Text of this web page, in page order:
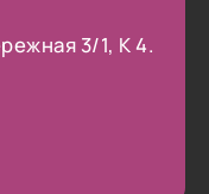
3/1, К 4.